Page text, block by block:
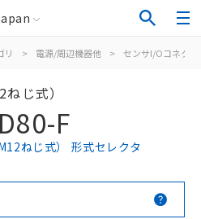
リ > 電源/周辺機器他 > センサI/Oコネク
じ式）
F
ねじ式） 形式セレクタ